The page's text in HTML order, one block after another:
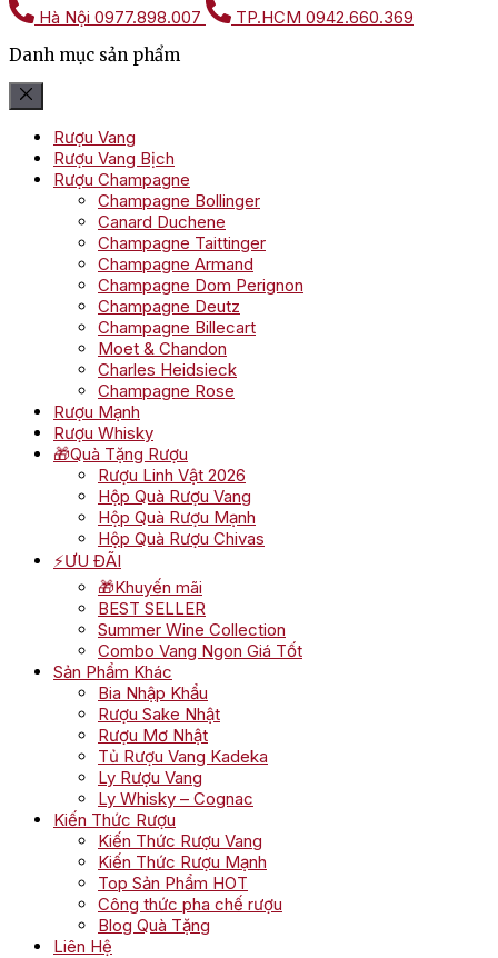
Hà Nội 0977.898.007 TP.HCM 0942.660.369
Danh mục sản phẩm
Rượu Vang
Rượu Vang Bịch
Rượu Champagne
Champagne Bollinger
Canard Duchene
Champagne Taittinger
Champagne Armand
Champagne Dom Perignon
Champagne Deutz
Champagne Billecart
Moet & Chandon
Charles Heidsieck
Champagne Rose
Rượu Mạnh
Rượu Whisky
🎁Quà Tặng Rượu
Rượu Linh Vật 2026
Hộp Quà Rượu Vang
Hộp Quà Rượu Mạnh
Hộp Quà Rượu Chivas
⚡ƯU ĐÃI
🎁Khuyến mãi
BEST SELLER
Summer Wine Collection
Combo Vang Ngon Giá Tốt
Sản Phẩm Khác
Bia Nhập Khẩu
Rượu Sake Nhật
Rượu Mơ Nhật
Tủ Rượu Vang Kadeka
Ly Rượu Vang
Ly Whisky – Cognac
Kiến Thức Rượu
Kiến Thức Rượu Vang
Kiến Thức Rượu Mạnh
Top Sản Phẩm HOT
Công thức pha chế rượu
Blog Quà Tặng
Liên Hệ